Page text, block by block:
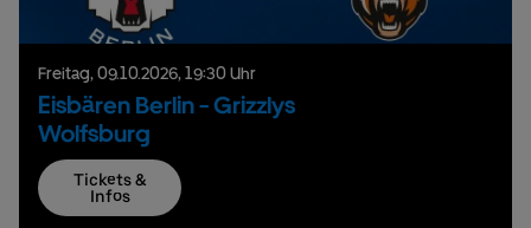
Freitag,09.10.2026,19:30 Uhr
Eisbären Berlin - Grizzlys
Wolfsburg
Tickets &
Infos